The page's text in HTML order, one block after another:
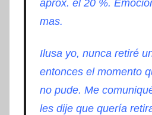
aprox. el 20 %.
mas.
Ilusa yo, nunca retiré
entonces el momento
no pude. Me
les dije que quería